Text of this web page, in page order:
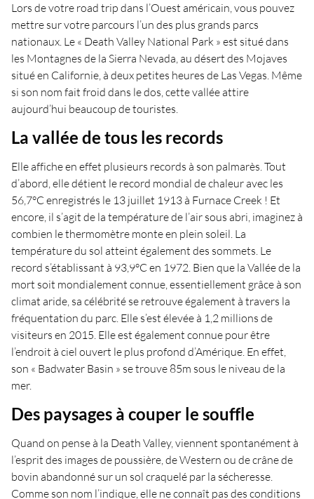
Lors de votre road trip dans l’Ouest américain, vous pouvez
mettre sur votre parcours l’un des plus grands parcs
nationaux. Le « Death Valley National Park » est situé dans
les Montagnes de la Sierra Nevada, au désert des Mojaves
situé en Californie, à deux petites heures de Las Vegas. Même
si son nom fait froid dans le dos, cette vallée attire
aujourd’hui beaucoup de touristes.
La vallée de tous les records
Elle affiche en effet plusieurs records à son palmarès. Tout
d’abord, elle détient le record mondial de chaleur avec les
56,7°C enregistrés le 13 juillet 1913 à Furnace Creek ! Et
encore, il s’agit de la température de l’air sous abri, imaginez à
combien le thermomètre monte en plein soleil. La
température du sol atteint également des sommets. Le
record s’établissant à 93,9°C en 1972. Bien que la Vallée de la
mort soit mondialement connue, essentiellement grâce à son
climat aride, sa célébrité se retrouve également à travers la
fréquentation du parc. Elle s’est élevée à 1,2 millions de
visiteurs en 2015. Elle est également connue pour être
l’endroit à ciel ouvert le plus profond d’Amérique. En effet,
son « Badwater Basin » se trouve 85m sous le niveau de la
mer.
Des paysages à couper le souffle
Quand on pense à la Death Valley, viennent spontanément à
l’esprit des images de poussière, de Western ou de crâne de
bovin abandonné sur un sol craquelé par la sécheresse.
Comme son nom l’indique, elle ne connaît pas des conditions